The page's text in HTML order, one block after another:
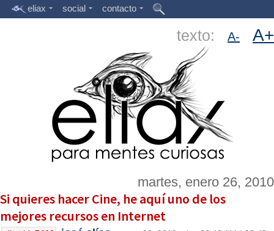
eliax social contacto
texto: A- A+
martes, enero 26, 2010
Si quieres hacer Cine, he aquí uno de los
mejores recursos en Internet